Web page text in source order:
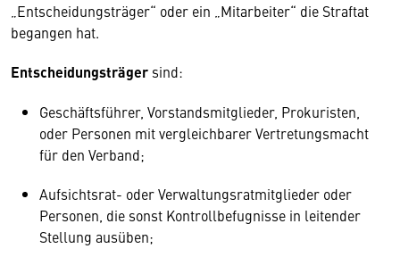
„Entscheidungsträger“ oder ein „Mitarbeiter“ die Straftat
begangen hat.
Entscheidungsträger sind:
Geschäftsführer, Vorstandsmitglieder, Prokuristen,
oder Personen mit vergleichbarer Vertretungsmacht
für den Verband;
Aufsichtsrat- oder Verwaltungsratmitglieder oder
Personen, die sonst Kontrollbefugnisse in leitender
Stellung ausüben;